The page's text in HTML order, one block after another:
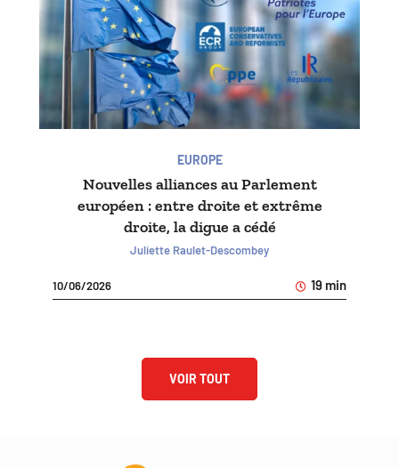
EUROPE
Nouvelles alliances au Parlement
européen : entre droite et extrême
droite, la digue a cédé
Juliette Raulet-Descombey
10/06/2026 19 min
VOIR TOUT